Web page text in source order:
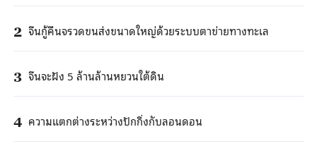
2 จีนกู้คืนจรวดขนส่งขนาดใหญ่ด้วยระบบตาข่ายทางทะเล
3 จีนจะฝัง 5 ล้านล้านหยวนใต้ดิน
4 ความแตกต่างระหว่างปักกิ่งกับลอนดอน